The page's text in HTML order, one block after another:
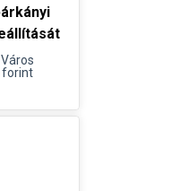
forint